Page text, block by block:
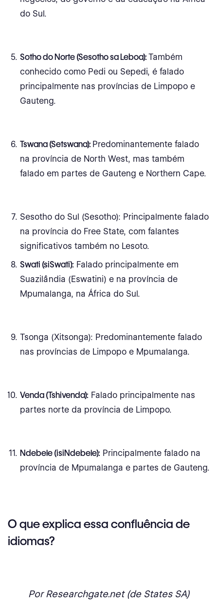
do Sul.
Sotho do Norte (Sesotho sa Leboa): Também
conhecido como Pedi ou Sepedi, é falado
principalmente nas províncias de Limpopo e
Gauteng.
Tswana (Setswana): Predominantemente falado
na província de North West, mas também
falado em partes de Gauteng e Northern Cape.
Sesotho do Sul (Sesotho): Principalmente falado
na província do Free State, com falantes
significativos também no Lesoto.
Swati (siSwati): Falado principalmente em
Suazilândia (Eswatini) e na província de
Mpumalanga, na África do Sul.
Tsonga (Xitsonga): Predominantemente falado
nas províncias de Limpopo e Mpumalanga.
Venda (Tshivenda): Falado principalmente nas
partes norte da província de Limpopo.
Ndebele (isiNdebele): Principalmente falado na
província de Mpumalanga e partes de Gauteng.
O que explica essa confluência de
idiomas?
Por Researchgate.net (de States SA)